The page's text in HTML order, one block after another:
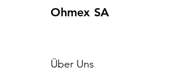
Ohmex SA
Über Uns